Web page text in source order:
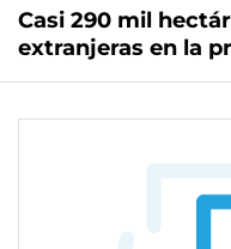
Casi 290 mil
extranjeras en la